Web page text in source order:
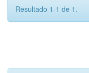
Resultado 1-1 de 1.